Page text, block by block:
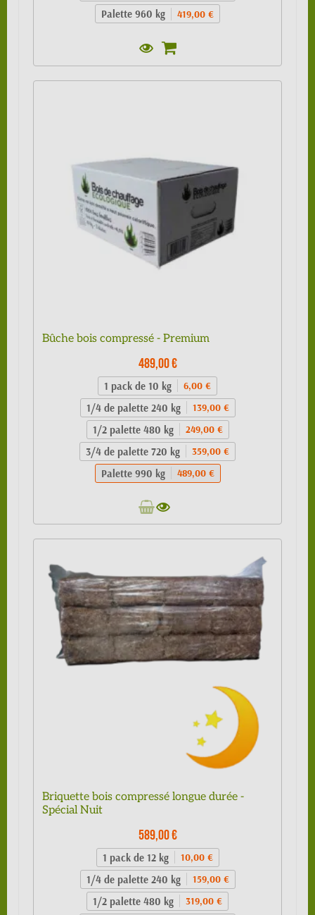
Palette 960 kg 419,00 €
Bûche bois compressé - Premium
489,00 €
1 pack de 10 kg 6,00 €
1/4 de palette 240 kg 139,00 €
1/2 palette 480 kg 249,00 €
3/4 de palette 720 kg 359,00 €
Palette 990 kg 489,00 €
Briquette bois compressé longue durée -
Spécial Nuit
589,00 €
1 pack de 12 kg 10,00 €
1/4 de palette 240 kg 159,00 €
1/2 palette 480 kg 319,00 €